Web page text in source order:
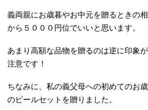
義両親にお歳暮やお中元を贈るときの
から５０００円位でいいと思います。
あまり高額な品物を贈るのは逆に印象
注意です！
ちなみに、私の義父母への初めてのお
のビールセットを贈りました。